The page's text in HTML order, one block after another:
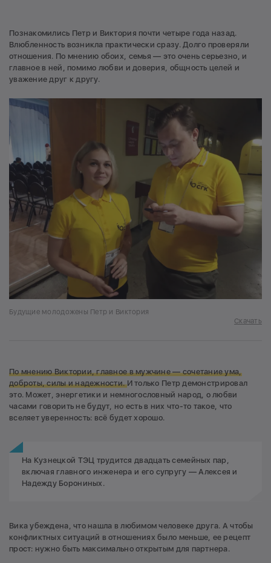
Познакомились Петр и Виктория почти четыре года назад.
Влюбленность возникла практически сразу. Долго проверяли
отношения. По мнению обоих, семья — это очень серьезно, и
главное в ней, помимо любви и доверия, общность целей и
уважение друг к другу.
Будущие молодожены Петр и Виктория
Скачать
По мнению Виктории, главное в мужчине — сочетание ума,
доброты, силы и надежности.И только Петр демонстрировал
это. Может, энергетики и немногословный народ, о любви
часами говорить не будут, но есть в них что-то такое, что
вселяет уверенность: всё будет хорошо.
На Кузнецкой ТЭЦ трудится двадцать семейных пар,
включая главного инженера и его супругу — Алексея и
Надежду Борониных.
Вика убеждена, что нашла в любимом человеке друга. А чтобы
конфликтных ситуаций в отношениях было меньше, ее рецепт
прост: нужно быть максимально открытым для партнера.